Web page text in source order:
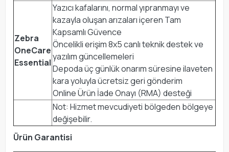
Zebra
OneCare
Essential
Yazıcı kafalarını, normal yıpranmayı ve
kazayla oluşan arızaları içeren Tam
Kapsamlı Güvence
Öncelikli erişim 8x5 canlı teknik destek ve
yazılım güncellemeleri
Depoda üç günlük onarım süresine ilaveten
kara yoluyla ücretsiz geri gönderim
Online Ürün İade Onayı (RMA) desteği
Not: Hizmet mevcudiyeti bölgeden bölgeye
değişebilir.
Ürün Garantisi